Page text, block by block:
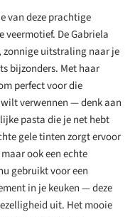
van deze prachtige
veermotief. De Gabriela
zonnige uitstraling naar je
bijzonders. Met haar
perfect voor die
verwennen — denk aan
pasta die je net hebt
gele tinten zorgt ervoor
ook een echte
gebruikt voor een
in je keuken — deze
uit. Het mooie